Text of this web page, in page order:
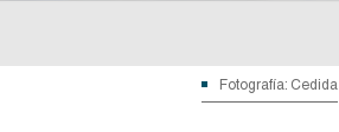
Fotografía: Cedida